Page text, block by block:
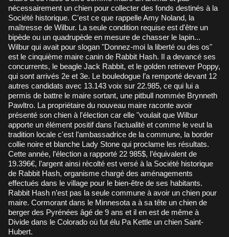
nécessairement un chien pour collecter des fonds destinés à la
Société historique. C'est ce que rappelle Amy Noland, la
maîtresse de Wilbur. La seule condition requise est d'être un
bipède ou un quadrupède en mesure de chasser le lapin...
Wilbur qui avait pour slogan "Donnez-moi la liberté ou des os"
est le cinquième maire canin de Rabbit Hash. Il a devancé ses
concurrents, le beagle Jack Rabbit, et le golden retriever Poppy,
qui sont arrivés 2e et 3e. Le bouledogue l’a remporté devant 12
autres candidats avec 13.143 voix sur 22.985, ce qui lui a
permis de battre le maire sortant, une pitbull nommée Brynneth
Pawltro. La propriétaire du nouveau maire raconte avoir
présenté son chien à l'élection car elle "voulait que Wilbur
apporte un élément positif dans l'actualité et comme le veut la
tradition locale c'est l’ambassadrice de la commune, la border
collie noire et blanche Lady Stone qui proclame les résultats.
Cette année, l’élection a rapporté 22 985$, l’équivalent de
19.396€, l’argent ainsi récolté est versé à la Société historique
de Rabbit Hash, organisme chargé des aménagements
effectués dans le village pour le bien-être de ses habitants.
Rabbit Hash n’est pas la seule commune à avoir un chien pour
maire. Cormorant dans le Minnesota a à sa tête un chien de
berger des Pyrénées âgé de 9 ans et il en est de même à
Divide dans le Colorado où fut élu Pa Kettle un chien Saint-
Hubert.